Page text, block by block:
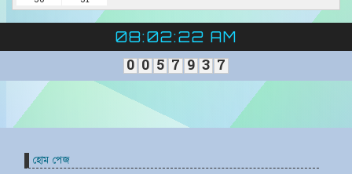
08:02:23 AM
0 0 5 7 9 3 7
হোম পেজ